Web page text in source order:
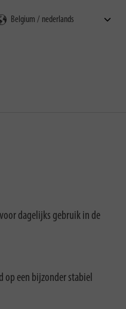
dagelijks gebruik in de
op een bijzonder stabiel